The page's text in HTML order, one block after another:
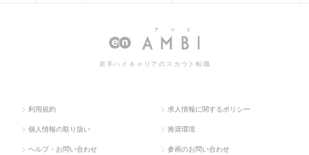
ジ・ミドルウェア ア系）の転職・求人情報一覧
若手ハイキャリアのスカウト転職
利用規約 求人情報に関するポリシー
個人情報の取り扱い 推奨環境
ヘルプ・お問い合わせ 参画のお問い合わせ